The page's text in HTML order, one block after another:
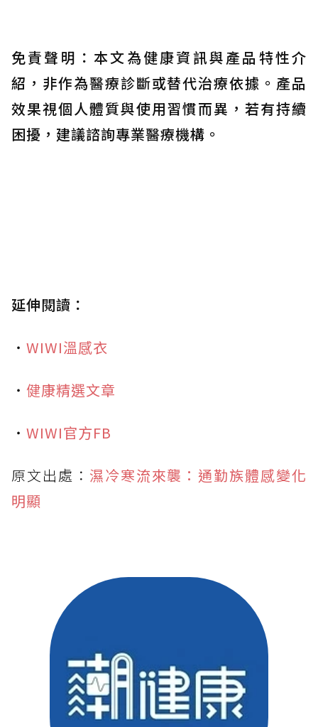
免責聲明：本文為健康資訊與產品特性介
紹，非作為醫療診斷或替代治療依據。產品
效果視個人體質與使用習慣而異，若有持續
困擾，建議諮詢專業醫療機構。
延伸閱讀：
・ WIWI溫感衣
・ 健康精選文章
・ WIWI官方FB
原文出處： 濕冷寒流來襲：通勤族體感變化
明顯